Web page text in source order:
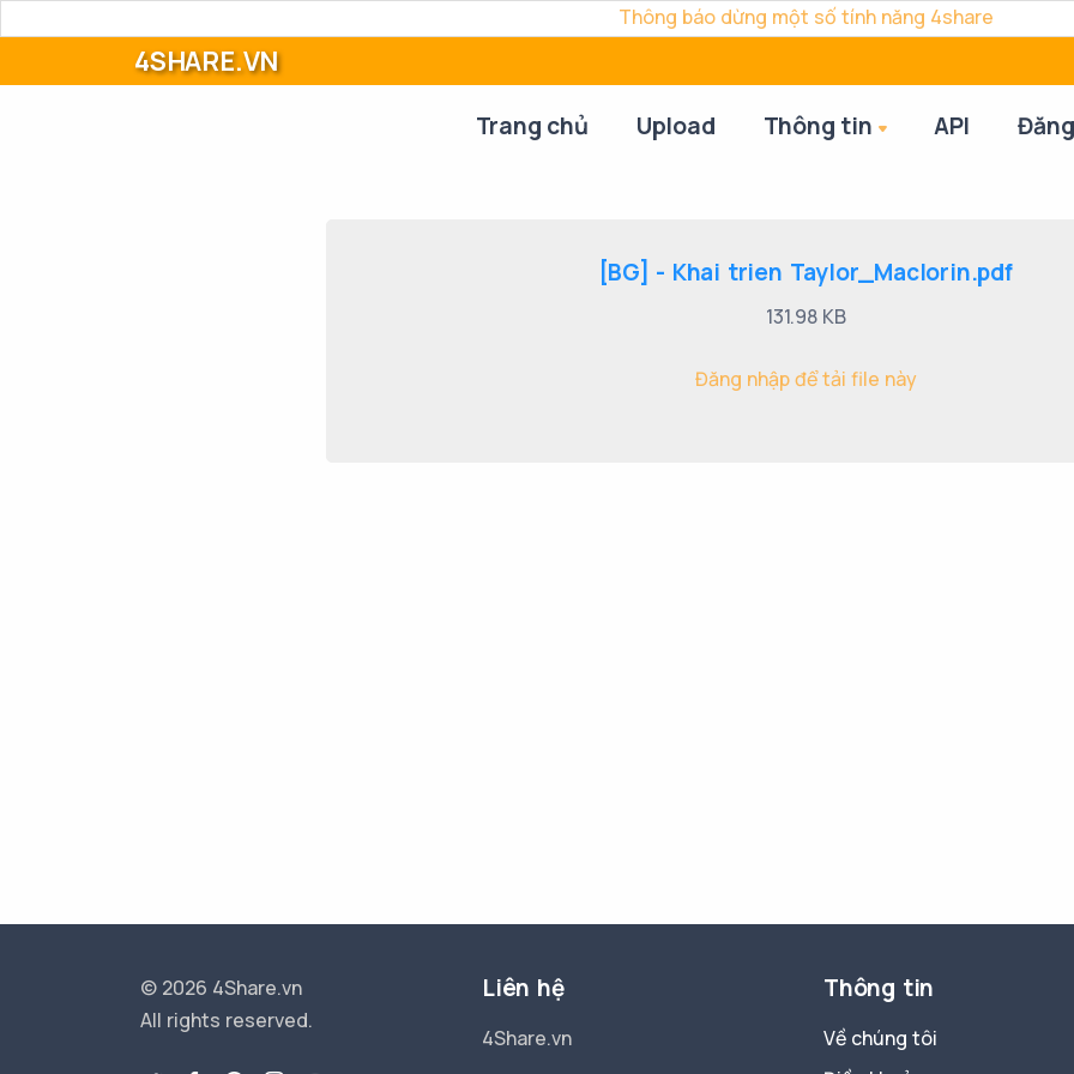
Thông báo dừng một số tính năng 4share
4SHARE.VN
Trang chủ Upload Thông tin API
[BG] - Khai trien Taylor_Maclorin.pdf
131.98 KB
Đăng nhập để tải file này
© 2026 4Share.vn
All rights reserved.
Liên hệ
4Share.vn
Thông tin
Về chúng tôi